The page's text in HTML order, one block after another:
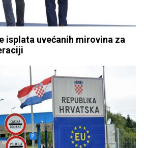
isplata uvećanih mirovina za